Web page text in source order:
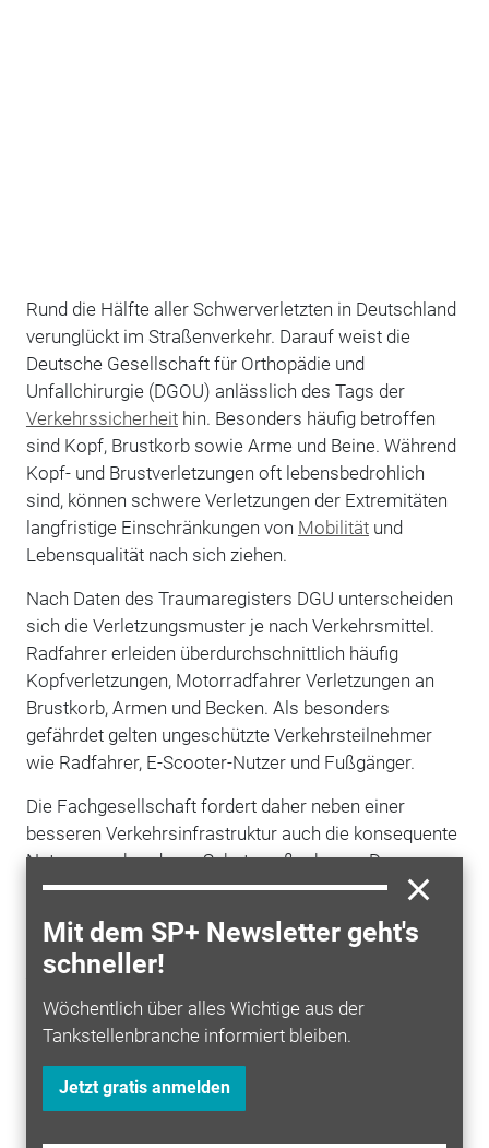
Mit dem SP+ Newsletter geht's
schneller!
Wöchentlich über alles Wichtige aus der
Tankstellenbranche informiert bleiben.
Jetzt gratis anmelden
Rund die Hälfte aller Schwerverletzten in Deutschland
verunglückt im Straßenverkehr. Darauf weist die
Deutsche Gesellschaft für Orthopädie und
Unfallchirurgie (DGOU) anlässlich des Tags der
Verkehrssicherheithin. Besonders häufig betroffen
sind Kopf, Brustkorb sowie Arme und Beine. Während
Kopf- und Brustverletzungen oft lebensbedrohlich
sind, können schwere Verletzungen der Extremitäten
langfristige Einschränkungen von Mobilitätund
Lebensqualität nach sich ziehen.
Nach Daten des Traumaregisters DGU unterscheiden
sich die Verletzungsmuster je nach Verkehrsmittel.
Radfahrer erleiden überdurchschnittlich häufig
Kopfverletzungen, Motorradfahrer Verletzungen an
Brustkorb, Armen und Becken. Als besonders
gefährdet gelten ungeschützte Verkehrsteilnehmer
wie Radfahrer, E-Scooter-Nutzer und Fußgänger.
Die Fachgesellschaft fordert daher neben einer
besseren Verkehrsinfrastruktur auch die konsequente
Nutzung vorhandener Schutzmaßnahmen. Dazu
zählen Helme auf Fahrrad und E-Scooter,
Sicherheitsgurte im Auto. Zudem sollen moderne
Fahrerassistenzsysteme
Notrufsysteme stärker dazu beitragen, die Folgen
schwerer Unfälle zu reduzieren.
Mehr zum Thema entdecken